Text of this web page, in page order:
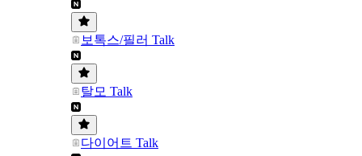
보톡스/필러 Talk
탈모 Talk
다이어트 Talk